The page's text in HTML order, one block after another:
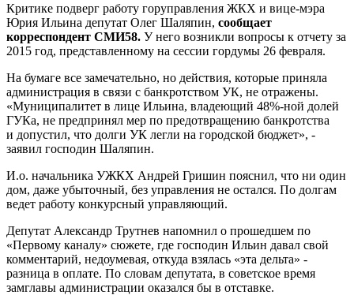
Критике подверг работу горуправления ЖКХ и вице-мэра
Юрия Ильина депутат Олег Шаляпин, сообщает
корреспондент СМИ58. У него возникли вопросы к отчету за
2015 год, представленному на сессии гордумы 26 февраля.
На бумаге все замечательно, но действия, которые приняла
администрация в связи с банкротством УК, не отражены.
«Муниципалитет в лице Ильина, владеющий 48%-ной долей
ГУКа, не предпринял мер по предотвращению банкротства
и допустил, что долги УК легли на городской бюджет», -
заявил господин Шаляпин.
И.о. начальника УЖКХ Андрей Гришин пояснил, что ни один
дом, даже убыточный, без управления не остался. По долгам
ведет работу конкурсный управляющий.
Депутат Александр Трутнев напомнил о прошедшем по
«Первому каналу» сюжете, где господин Ильин давал свой
комментарий, недоумевая, откуда взялась «эта дельта» -
разница в оплате. По словам депутата, в советское время
замглавы администрации оказался бы в отставке.